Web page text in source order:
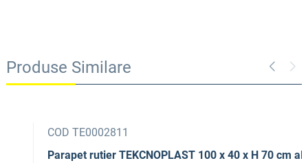
Produse Similare
COD TE0002811
Parapet rutier TEKCNOPLAST 100 x 40 x H 70 cm alb